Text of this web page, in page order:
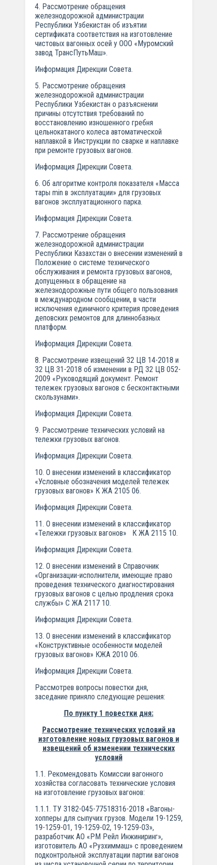
4. Рассмотрение обращения
железнодорожной администрации
Республики Узбекистан об изъятии
сертификата соответствия на изготовление
чистовых вагонных осей у ООО «Муромский
завод ТрансПутьМаш».
Информация Дирекции Совета.
5. Рассмотрение обращения
железнодорожной администрации
Республики Узбекистан о разъяснении
причины отсутствия требований по
восстановлению изношенного гребня
цельнокатаного колеса автоматической
наплавкой в Инструкции по сварке и наплавке
при ремонте грузовых вагонов.
Информация Дирекции Совета.
6. Об алгоритме контроля показателя «Масса
тары min в эксплуатации» для грузовых
вагонов эксплуатационного парка.
Информация Дирекции Совета.
7. Рассмотрение обращения
железнодорожной администрации
Республики Казахстан о внесении изменений в
Положение о системе технического
обслуживания и ремонта грузовых вагонов,
допущенных в обращение на
железнодорожные пути общего пользования
в международном сообщении, в части
исключения единичного критерия проведения
деповских ремонтов для длиннобазных
платформ.
Информация Дирекции Совета.
8. Рассмотрение извещений 32 ЦВ 14-2018 и
32 ЦВ 31-2018 об изменении в РД 32 ЦВ 052-
2009 «Руководящий документ. Ремонт
тележек грузовых вагонов с бесконтактными
скользунами».
Информация Дирекции Совета.
9. Рассмотрение технических условий на
тележки грузовых вагонов.
Информация Дирекции Совета.
10. О внесении изменений в классификатор
«Условные обозначения моделей тележек
грузовых вагонов» К ЖА 2105 06.
Информация Дирекции Совета.
11. О внесении изменений в классификатор
«Тележки грузовых вагонов» К ЖА 2115 10.
Информация Дирекции Совета.
12. О внесении изменений в Справочник
«Организации-исполнители, имеющие право
проведения технического диагностирования
грузовых вагонов с целью продления срока
службы» С ЖА 2117 10.
Информация Дирекции Совета.
13. О внесении изменений в классификатор
«Конструктивные особенности моделей
грузовых вагонов» КЖА 2010 06.
Информация Дирекции Совета.
Рассмотрев вопросы повестки дня,
заседание приняло следующие решения:
По пункту 1 повестки дня:
Рассмотрение технических условий на
изготовление новых грузовых вагонов и
извещений об изменении технических
условий
1.1. Рекомендовать Комиссии вагонного
хозяйства согласовать технические условия
на изготовление грузовых вагонов:
1.1.1. ТУ 3182-045-77518316-2018 «Вагоны-
хопперы для сыпучих грузов. Модели 19-1259,
19-1259-01, 19-1259-02, 19-1259-03»,
разработчик АО «РМ Рейл Инжиниринг»,
изготовитель АО «Рузхиммаш» с проведением
подконтрольной эксплуатации партии вагонов